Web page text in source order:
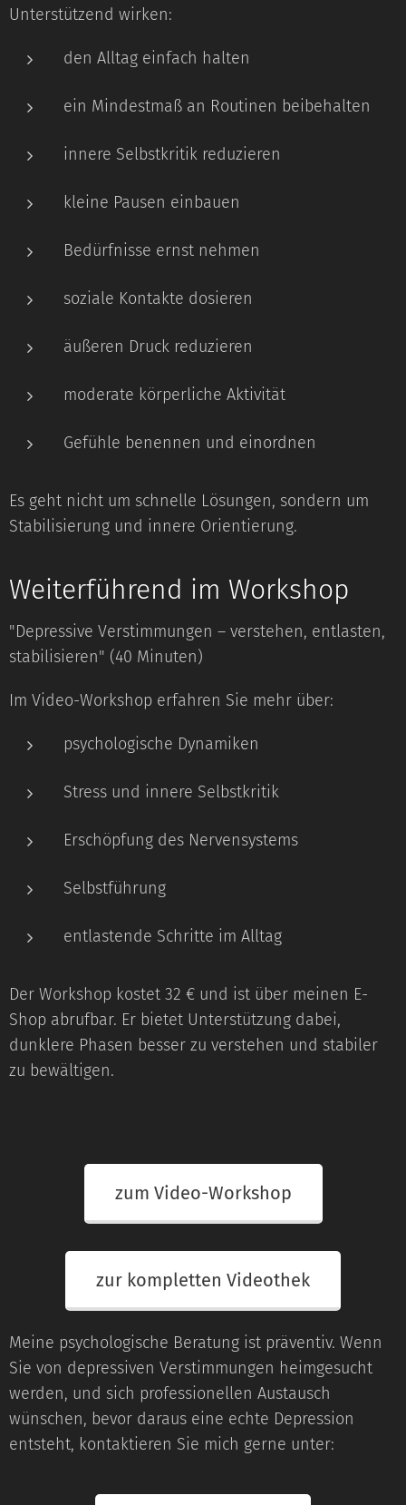
Unterstützend wirken:
den Alltag einfach halten
ein Mindestmaß an Routinen beibehalten
innere Selbstkritik reduzieren
kleine Pausen einbauen
Bedürfnisse ernst nehmen
soziale Kontakte dosieren
äußeren Druck reduzieren
moderate körperliche Aktivität
Gefühle benennen und einordnen
Es geht nicht um schnelle Lösungen, sondern um
Stabilisierung und innere Orientierung.
Weiterführend im Workshop
"Depressive Verstimmungen – verstehen, entlasten,
stabilisieren" (40 Minuten)
Im Video-Workshop erfahren Sie mehr über:
psychologische Dynamiken
Stress und innere Selbstkritik
Erschöpfung des Nervensystems
Selbstführung
entlastende Schritte im Alltag
Der Workshop kostet 32 € und ist über meinen E-
Shop abrufbar. Er bietet Unterstützung dabei,
dunklere Phasen besser zu verstehen und stabiler
zu bewältigen.
zum Video-Workshop
zur kompletten Videothek
Meine psychologische Beratung ist präventiv. Wenn
Sie von depressiven Verstimmungen heimgesucht
werden, und sich professionellen Austausch
wünschen, bevor daraus eine echte Depression
entsteht, kontaktieren Sie mich gerne unter: